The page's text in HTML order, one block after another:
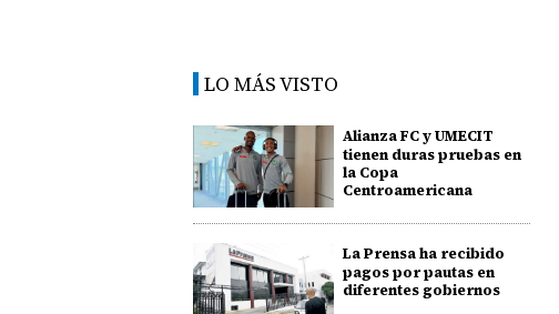
LO MÁS VISTO
Alianza FC y UMECIT
tienen duras pruebas en
la Copa
Centroamericana
La Prensa ha recibido
pagos por pautas en
diferentes gobiernos